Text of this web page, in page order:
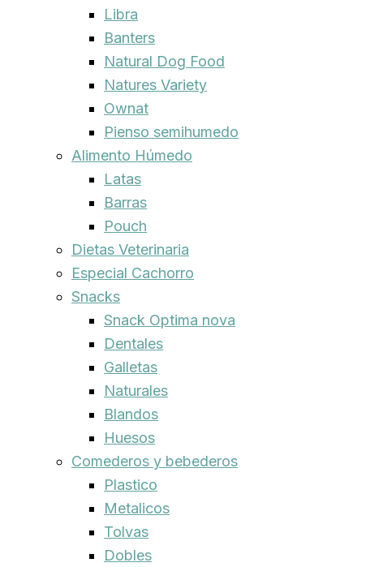
Libra
Banters
Natural Dog Food
Natures Variety
Ownat
Pienso semihumedo
Alimento Húmedo
Latas
Barras
Pouch
Dietas Veterinaria
Especial Cachorro
Snacks
Snack Optima nova
Dentales
Galletas
Naturales
Blandos
Huesos
Comederos y bebederos
Plastico
Metalicos
Tolvas
Dobles